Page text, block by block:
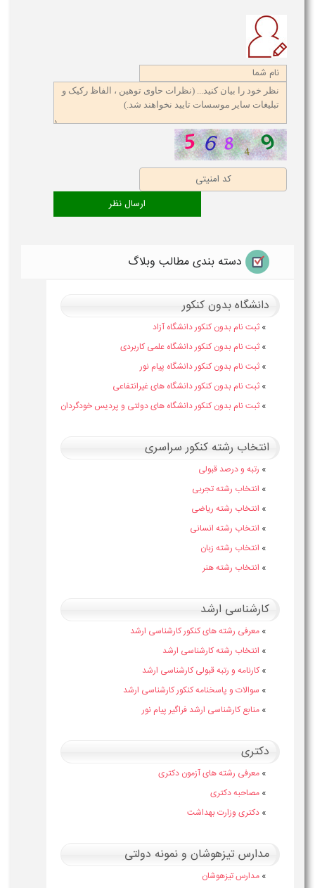
دسته بندی مطالب وبلاگ
دانشگاه بدون کنکور
» ثبت نام بدون کنکور دانشگاه آزاد
» ثبت نام بدون کنکور دانشگاه علمی کاربردی
» ثبت نام بدون کنکور دانشگاه پیام نور
» ثبت نام بدون کنکور دانشگاه های غیرانتفاعی
» ثبت نام بدون کنکور دانشگاه های دولتی و پردیس خودگردان
انتخاب رشته کنکور سراسری
» رتبه و درصد قبولی
» انتخاب رشته تجربی
» انتخاب رشته ریاضی
» انتخاب رشته انسانی
» انتخاب رشته زبان
» انتخاب رشته هنر
کارشناسی ارشد
» معرفی رشته های کنکور کارشناسی ارشد
» انتخاب رشته کارشناسی ارشد
» کارنامه و رتبه قبولی کارشناسی ارشد
» سوالات و پاسخنامه کنکور کارشناسی ارشد
» منابع کارشناسی ارشد فراگیر پیام نور
دکتری
» معرفی رشته های آزمون دکتری
» مصاحبه دکتری
» دکتری وزارت بهداشت
مدارس تیزهوشان و نمونه دولتی
» مدارس تیزهوشان